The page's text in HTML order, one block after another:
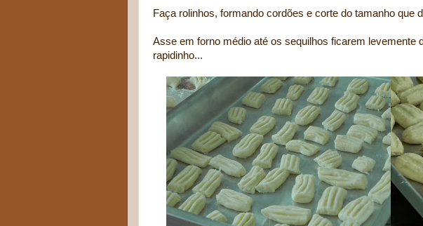
Faça rolinhos, formando cordões e corte do tamanho que
Asse em forno médio até os sequilhos ficarem levemente
rapidinho...